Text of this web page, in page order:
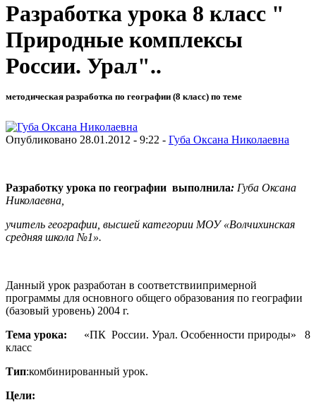
Разработка урока 8 класс "
Природные комплексы
России. Урал"..
методическая разработка по географии (8 класс) по теме
Опубликовано 28.01.2012 - 9:22 - Губа Оксана Николаевна
Разработку урока по географии выполнила: Губа Оксана
Николаевна,
учитель географии, высшей категории МОУ «Волчихинская
средняя школа №1».
Данный урок разработан в соответствиипримерной
программы для основного общего образования по географии
(базовый уровень) 2004 г.
Тема урока: «ПК России. Урал. Особенности природы» 8
класс
Тип:комбинированный урок.
Цели: